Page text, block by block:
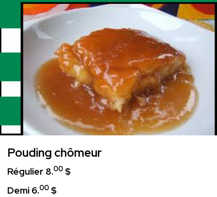
Pouding chômeur
Régulier 8.00 $
Demi 6.00 $